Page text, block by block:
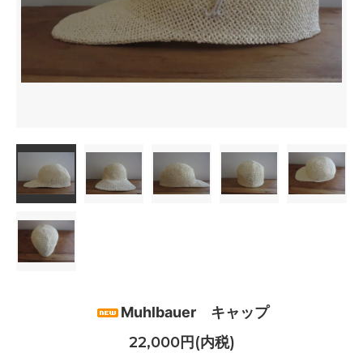
Muhlbauer キャップ
22,000円(内税)